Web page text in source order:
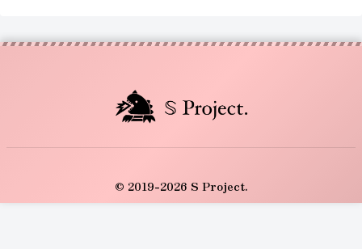
© 2019-2026 S Project.